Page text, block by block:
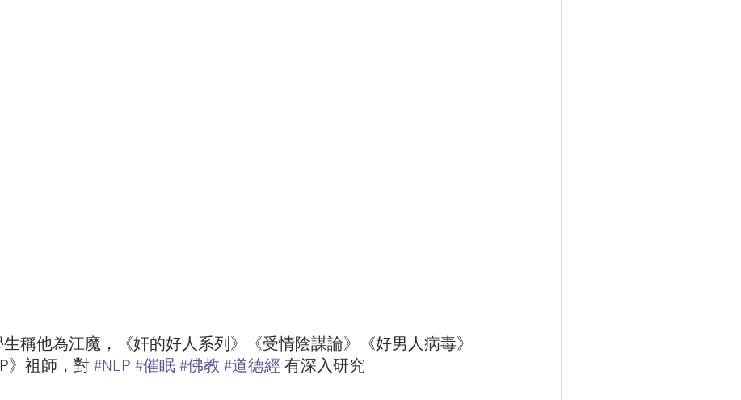
生稱他為江魔，《奸的好人系列》《受情陰謀論》《好男人病毒》
》祖師，對 #NLP #催眠 #佛教 #道德經 有深入研究